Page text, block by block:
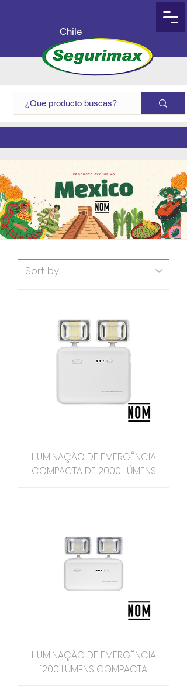
Chile
ILUMINAÇÃO DE EMERGÊNCIA
COMPACTA DE 2000 LÚMENS
ILUMINAÇÃO DE EMERGÊNCIA
1200 LÚMENS COMPACTA